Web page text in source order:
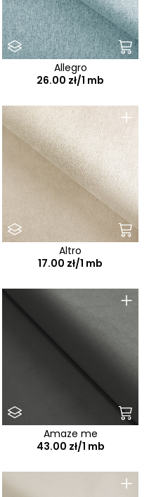
Allegro
26.00 zł/1 mb
+
Altro
17.00 zł/1 mb
+
Amaze me
43.00 zł/1 mb
+